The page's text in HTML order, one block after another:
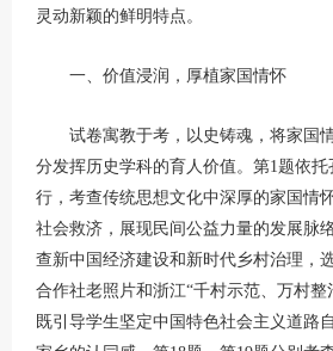
灵动新颖的鲜明特点。
一、价值浸润，厚植家国情怀
试卷寓教于考，以史铸魂，将家国
分发挥历史学科的育人价值。第1题依
行，考查传统思想文化中深厚的家国情
社会救济，展现民间公益力量的发展脉
查新中国经济建设和新时代乡村治理，
合作社老照片和浙江“千村示范、万村整
既引导学生坚定中国特色社会主义道路